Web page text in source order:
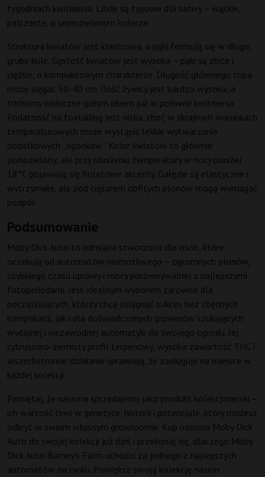
tygodniach kwitnienia. Liście są typowe dla sativy – wąskie,
palczaste, o jasnozielonym kolorze.
Struktura kwiatów jest klastrowa, a pąki formują się w długie,
grube kule. Gęstość kwiatów jest wysoka – pąki są zbite i
ciężkie, o kompaktowym charakterze. Długość głównego topa
może sięgać 30-40 cm. Ilość żywicy jest bardzo wysoka, a
trichomy widoczne gołym okiem już w połowie kwitnienia.
Podatność na foxtailing jest niska, choć w skrajnych warunkach
temperaturowych może wystąpić lekkie wytwarzanie
dodatkowych „ogonków”. Kolor kwiatów to głównie
jasnozielony, ale przy obniżeniu temperatury w nocy poniżej
18°C pojawiają się fioletowe akcenty. Gałęzie są elastyczne i
wytrzymałe, ale pod ciężarem obfitych plonów mogą wymagać
podpór.
Podsumowanie
Moby Dick Auto to odmiana stworzona dla osób, które
oczekują od automatów niemożliwego – ogromnych plonów,
szybkiego czasu uprawy i mocy porównywalnej z najlepszymi
fotoperiodami. Jest idealnym wyborem zarówno dla
początkujących, którzy chcą osiągnąć sukces bez zbędnych
komplikacji, jak i dla doświadczonych growerów szukających
wydajnej i niezawodnej automatyki do swojego ogrodu. Jej
cytrusowo-ziemisty profil terpenowy, wysoka zawartość THC i
wszechstronne działanie sprawiają, że zasługuje na miejsce w
każdej kolekcji.
Pamiętaj, że nasiona sprzedajemy jako produkt kolekcjonerski –
ich wartość tkwi w genetyce, historii i potencjale, który możesz
odkryć w swoim własnym growroomie. Kup nasiona Moby Dick
Auto do swojej kolekcji już dziś i przekonaj się, dlaczego Moby
Dick Auto Barney's Farm uchodzi za jednego z najlepszych
automatów na rynku. Powiększ swoją kolekcję nasion